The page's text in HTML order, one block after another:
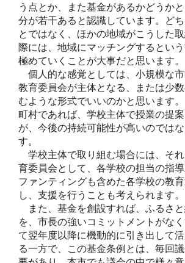
う点とか、また基金があるかどうか
分が若干あると認識しています。ど
とではなく、ほかの地域がこうした
際には、地域にマッチングするとい
極めていくことが大事だと思います。
個人的な感覚としては、小規模な
教育委員会が主体となる、または少
むような形式でいいのかと思います
町村であれば、学校主体で授業の提
が、今後の持続可能性が高いのでは
す。
学校主体で取り組む場合には、そ
育委員会として、各学校の担当の指
ファンティングも含めた各学校の教
し、支援を行うことも考えられます。
また、基金を創設すれば、ふるさ
を、市長の強いコミットメントがな
て翌年度以降に機動的に引き出して
る一方で、この基金条例とは、毎回